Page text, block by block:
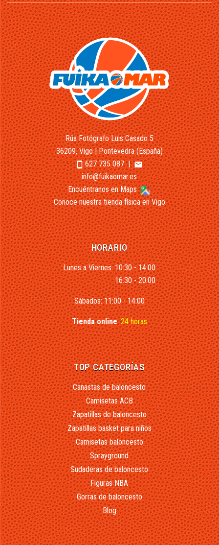
Rúa Fotógrafo Luis Casado 5
36209, Vigo | Pontevedra (España)
smartphone627 735 087|email
info@fuikaomar.es
Encuéntranos en Maps
Conoce nuestra tienda física en Vigo
HORARIO
Lunes a Viernes: 10:30 - 14:00
16:30 - 20:00
Sábados: 11:00 - 14:00
Tienda online:24 horas
TOP CATEGORÍAS
Canastas de baloncesto
Camisetas ACB
Zapatillas de baloncesto
Zapatillas basket para niños
Camisetas baloncesto
Sprayground
Sudaderas de baloncesto
Figuras NBA
Gorras de baloncesto
Blog